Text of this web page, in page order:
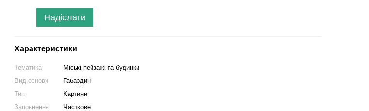
Надіслати
Характеристики
Тематика
Міські пейзажі та будинки
Вид основи
Габардин
Тип
Картини
Заповнення
Часткове